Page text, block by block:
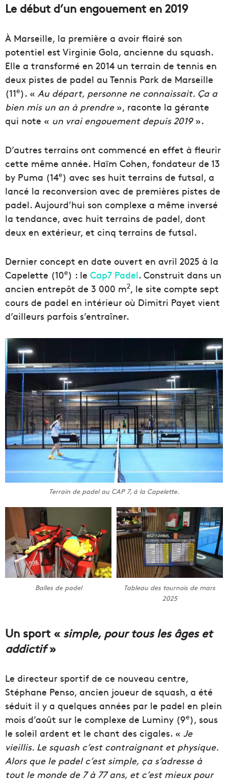
Le début d’un engouement en 2019
À Marseille, la première a avoir flairé son
potentiel est Virginie Gola, ancienne du squash.
Elle a transformé en 2014 un terrain de tennis en
deux pistes de padel au Tennis Park de Marseille
(11e). « Au départ, personne ne connaissait. Ça a
bien mis un an à prendre », raconte la gérante
qui note « un vrai engouement depuis 2019».
D’autres terrains ont commencé en effet à fleurir
cette même année. Haïm Cohen, fondateur de 13
by Puma (14e) avec ses huit terrains de futsal, a
lancé la reconversion avec de premières pistes de
padel. Aujourd’hui son complexe a même inversé
la tendance, avec huit terrains de padel, dont
deux en extérieur, et cinq terrains de futsal.
Dernier concept en date ouvert en avril 2025 à la
Capelette (10e) : le Cap7 Padel. Construit dans un
ancien entrepôt de 3 000 m2, le site compte sept
cours de padel en intérieur où Dimitri Payet vient
d’ailleurs parfois s’entraîner.
Terrain de padel au CAP 7, à la Capelette.
Balles de padel
Tableau des tournois de mars
2025
Un sport « simple, pour tous les âges et
addictif»
Le directeur sportif de ce nouveau centre,
Stéphane Penso, ancien joueur de squash, a été
séduit il y a quelques années par le padel en plein
mois d’août sur le complexe de Luminy (9e), sous
le soleil ardent et le chant des cigales. « Je
vieillis. Le squash c’est contraignant et physique.
Alors que le padel c’est simple, ça s’adresse à
tout le monde de 7 à 77 ans, et c’est mieux pour